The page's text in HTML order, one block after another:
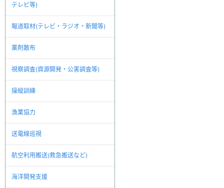
テレビ等)
報道取材(テレビ・ラジオ・新聞等)
薬剤散布
視察調査(資源開発・公害調査等)
操縦訓練
漁業協力
送電線巡視
航空利用搬送(救急搬送など)
海洋開発支援